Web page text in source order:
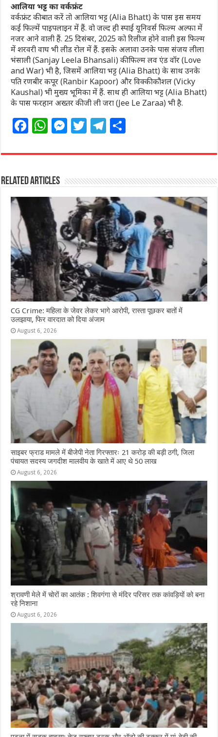
आलिया भट्ट का वर्कफ्रंट
वर्कफ्रंट की बात करें तो आलिया भट्ट (Alia Bhatt) के पास इस समय
कई फिल्में पाइपलाइन में हैं. वो जल्द ही स्पाई यूनिवर्स फिल्म अल्फा में
नजर आने वाली हैं. 25 दिसंबर, 2025 को रिलीज होने वाली इस फिल्म
में शरवरी वाघ भी लीड रोल में हैं. इसके अलावा उनके पास संजय लीला
भंसाली (Sanjay Leela Bhansali) की फिल्म लव एंड वॉर (Love
and War) भी है, जिसमें आलिया भट्ट (Alia Bhatt) के साथ उनके
पति रणबीर कपूर (Ranbir Kapoor) और विक्की कौशल (Vicky
Kaushal) भी मुख्य भूमिका में हैं. साथ ही आलिया भट्ट (Alia Bhatt)
के पास फरहान अख्तर की जी ली जरा (Jee Le Zaraa) भी है.
F
c
e
b
o
o
k
W
at
s
A
p
p
M
ss
n
g
e
r
T
itt
r
T
e
ra
m
ar
Related Articles
CG Crime: महिला के जेवर लेकर भागे आरोपी, रास्ता पूछकर बातों में
उलझाया, फिर वारदात को दिया अंजाम
August 6, 2026
साइबर फ्राड मामले में बीजेपी नेता गिरफ्तारः 21 करोड़ की बड़ी ठगी, जिला
पंचायत सदस्य जगदीश मालवीय के खाते में आए थे 50 लाख
August 6, 2026
श्रावणी मेले में चोरों का आतंक : शिवगंगा से मंदिर परिसर तक कांवड़ियों को बना
रहे निशाना
August 6, 2026